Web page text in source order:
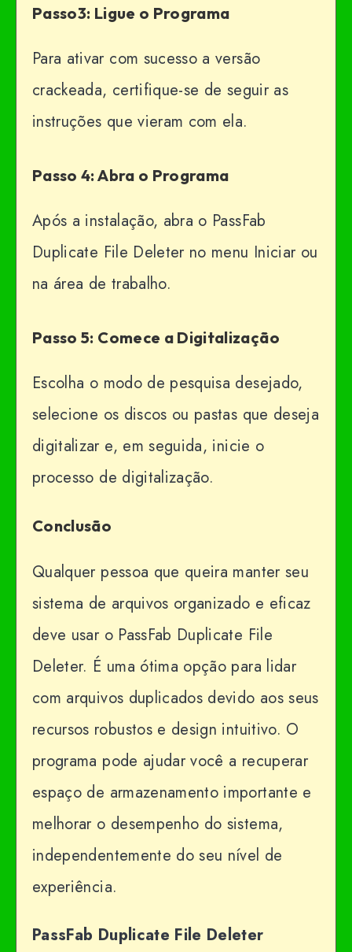
Passo3: Ligue o Programa
Para ativar com sucesso a versão
crackeada, certifique-se de seguir as
instruções que vieram com ela.
Passo 4: Abra o Programa
Após a instalação, abra o PassFab
Duplicate File Deleter no menu Iniciar ou
na área de trabalho.
Passo 5: Comece a Digitalização
Escolha o modo de pesquisa desejado,
selecione os discos ou pastas que deseja
digitalizar e, em seguida, inicie o
processo de digitalização.
Conclusão
Qualquer pessoa que queira manter seu
sistema de arquivos organizado e eficaz
deve usar o PassFab Duplicate File
Deleter. É uma ótima opção para lidar
com arquivos duplicados devido aos seus
recursos robustos e design intuitivo. O
programa pode ajudar você a recuperar
espaço de armazenamento importante e
melhorar o desempenho do sistema,
independentemente do seu nível de
experiência.
PassFab Duplicate File Deleter